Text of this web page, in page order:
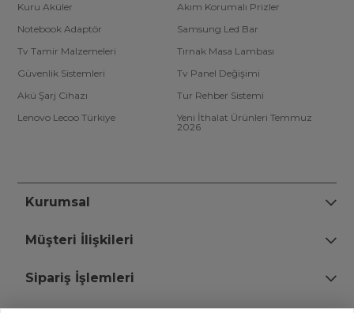
Kuru Aküler
Akım Korumalı Prizler
Notebook Adaptör
Samsung Led Bar
Tv Tamir Malzemeleri
Tırnak Masa Lambası
Güvenlik Sistemleri
Tv Panel Değişimi
Akü Şarj Cihazı
Tur Rehber Sistemi
Lenovo Lecoo Türkiye
Yeni İthalat Ürünleri Temmuz
2026
Kurumsal
Müşteri İlişkileri
Sipariş İşlemleri